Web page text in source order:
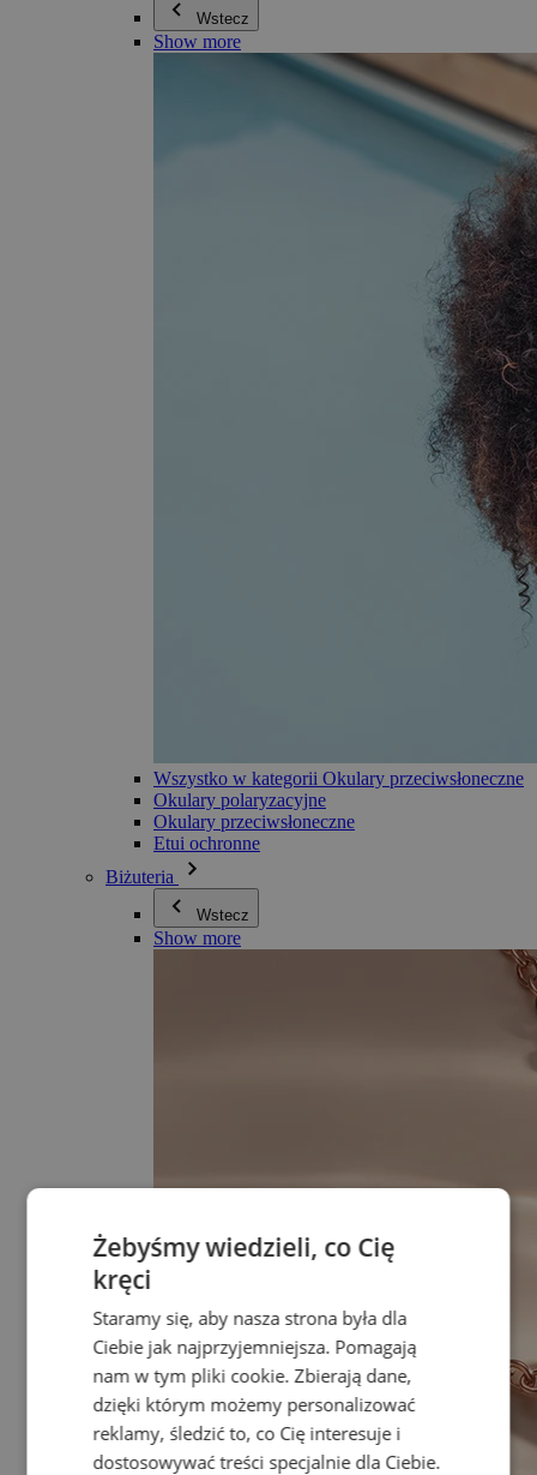
Wstecz
Show more
Wszystko w kategorii Okulary przeciwsłoneczne
Okulary polaryzacyjne
Okulary przeciwsłoneczne
Etui ochronne
Biżuteria
Wstecz
Show more
Żebyśmy wiedzieli, co Cię
kręci
Staramy się, aby nasza strona była dla
Ciebie jak najprzyjemniejsza. Pomagają
nam w tym pliki cookie. Zbierają dane,
dzięki którym możemy personalizować
reklamy, śledzić to, co Cię interesuje i
dostosowywać treści specjalnie dla Ciebie.